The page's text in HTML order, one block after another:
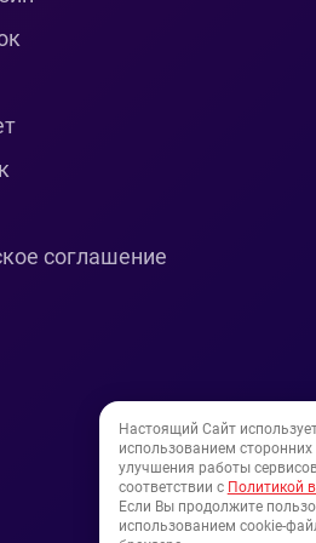
соглашение
©
Настоящий Сайт
использованием
улучшения работы
соответствии с Политикой
Если Вы продолжите
использованием cookie-